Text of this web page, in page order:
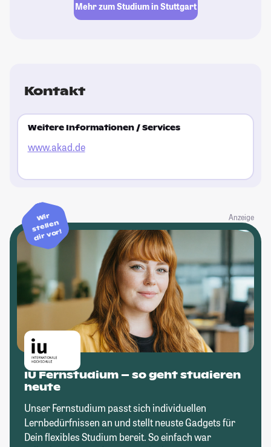
Mehr zum Studium in Stuttgart
Kontakt
Weitere Informationen / Services
www.akad.de
Anzeige
Wir
stellen
dir vor!
IU Fernstudium – so geht studieren
heute
Unser Fernstudium passt sich individuellen
Lernbedürfnissen an und stellt neuste Gadgets für
Dein flexibles Studium bereit. So einfach war